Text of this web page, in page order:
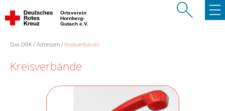
Ortsverein
Hornberg-
Gutach e.V.
Das DRK Adressen Kreisverbände
Kreisverbände